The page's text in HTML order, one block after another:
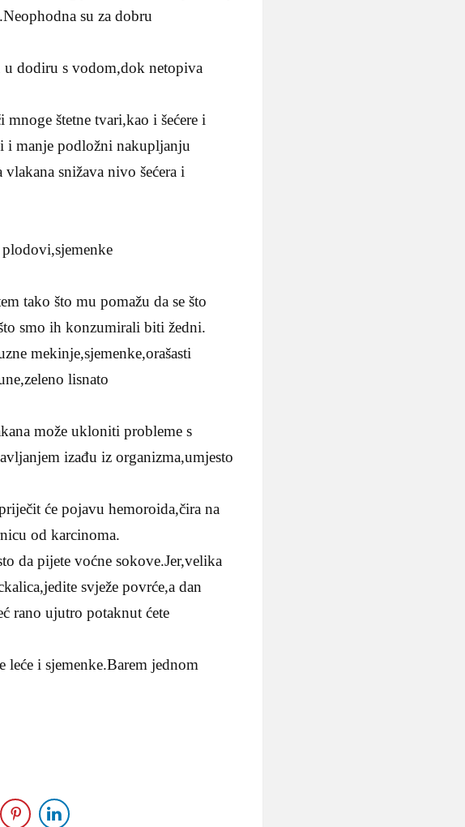
Neophodna su za dobru
u dodiru s vodom,dok netopiva
štetne tvari,kao i šećere i
i manje podložni nakupljanju
snižava nivo šećera i
plodovi,sjemenke
tako što mu pomažu da se što
smo ih konzumirali biti žedni.
mekinje,sjemenke,orašasti
lisnato
može ukloniti probleme s
izađu iz organizma,umjesto
će pojavu hemoroida,čira na
od karcinoma.
da pijete voćne sokove.Jer,velika
svježe povrće,a dan
rano ujutro potaknut ćete
leće i sjemenke.Barem jednom